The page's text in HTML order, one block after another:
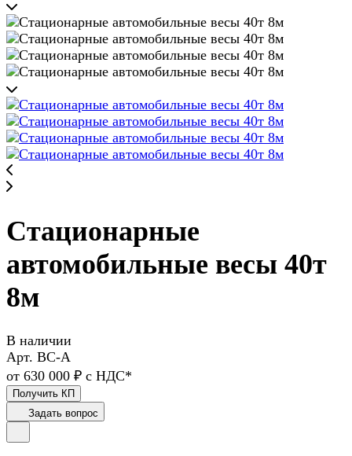
Стационарные
автомобильные весы 40т
8м
В наличии
Арт. ВС-А
от 630 000 ₽ с НДС*
Получить КП
Задать вопрос